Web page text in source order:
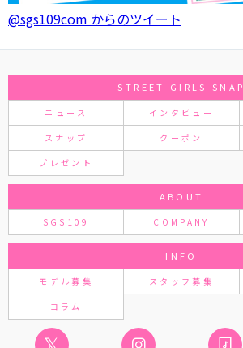
@sgs109com からのツイート
STREET GIRLS SNAP
ニュース インタビュー
スナップ クーポン
プレゼント
ABOUT
SGS109 COMPANY
INFO
モデル募集 スタッフ募集
コラム